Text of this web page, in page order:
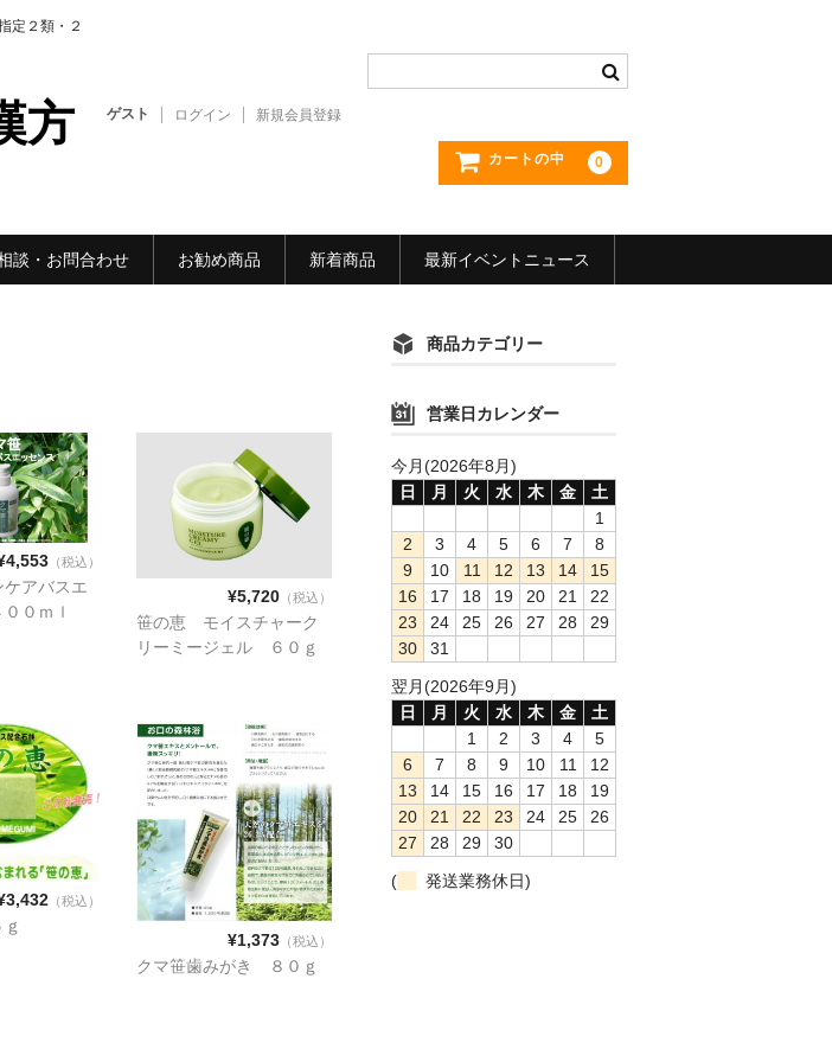
定２類・２
方
ゲスト ログイン 新規会員登録
カートの中 0
談・お問合わせ お勧め商品 新着商品 最新イベントニュース
（税込）
ケアバスエ
０ｍｌ
¥5,720 （税込）
笹の恵 モイスチャーク
リーミージェル ６０ｇ
（税込）
¥1,373 （税込）
クマ笹歯みがき ８０ｇ
商品カテゴリー
営業日カレンダー
今月(2026年8月)
日
月 火 水 木 金
土
1
2
3 4 5 6 7
8
9
10 11 12 13 14
15
16
17 18 19 20 21
22
23
24 25 26 27 28
29
30
31
翌月(2026年9月)
日
月 火 水 木 金
土
1
2 3 4
5
6
7 8 9 10 11
12
13
14 15 16 17 18
19
20
21 22 23 24 25
26
27
28 29
30
(
発送業務休日)